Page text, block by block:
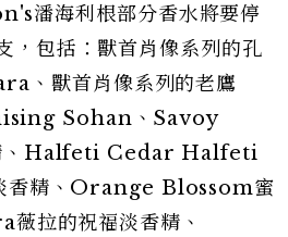
潘海利根部分香水將要停
，包括：獸首肖像系列的孔
、獸首肖像系列的老鷹
Sohan、Savoy
、Halfeti Cedar Halfeti
香精、Orange Blossom蜜
薇拉的祝福淡香精、